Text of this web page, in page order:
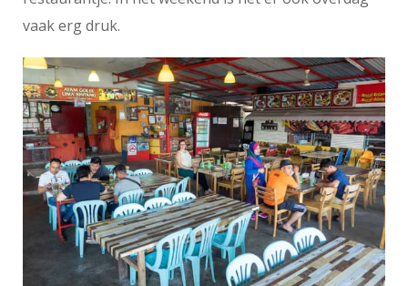
vaak erg druk.